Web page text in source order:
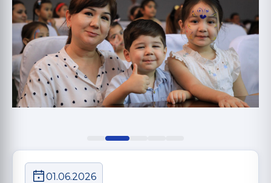
01.06.2026